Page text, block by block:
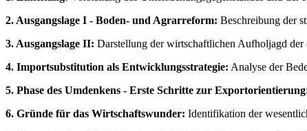
2. Ausgangslage I - Boden- und Agrarreform: Beschreibung der
3. Ausgangslage II: Darstellung der wirtschaftlichen Aufholjagd der
4. Importsubstitution als Entwicklungsstrategie: Analyse der
5. Phase des Umdenkens - Erste Schritte zur
6. Gründe für das Wirtschaftswunder: Identifikation der